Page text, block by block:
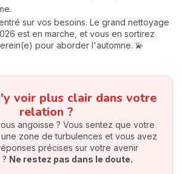
sur vos besoins. Le grand nettoyage
est en marche, et vous en sortirez
pour aborder l'automne. 💫
voir plus clair dans votre
relation ?
angoisse ? Vous sentez que votre
zone de turbulences et vous avez
précises sur votre avenir
Ne restez pas dans le doute.